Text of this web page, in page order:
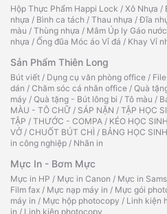
Hộp Thực Phẩm Happi Lock / Xô Nhựa /
nhựa / Bình ca tách / Thau nhựa /Đĩa
màu / Thùng nhựa / Mâm Úp ly Gáo nước
nhựa / Ống đũa Móc áo Vỉ đá / Khay Vỉ
Sản Phẩm Thiên Long
Bút viết / Dụng cụ văn phòng office /
dán / Chăm sóc cá nhân office / Quà
máy / Quà tặng - Bút lông bi / Tô màu /
MÀU - TÔ CHỮ / SÁP NẶN / TẬP HỌC
TẬP / THƯỚC - COMPA / KÉO HỌC SINH
VỞ / CHUỐT BÚT CHÌ / BẢNG HỌC SINH
in công nghiệp / Nhãn in
Mực In - Bơm Mực
Mực in HP / Mực in Canon / Mực in
Film fax / Mực nạp máy in / Mực gói
máy in / Mực hộp photocopy / Linh kiện
in / Linh kiện photocopy